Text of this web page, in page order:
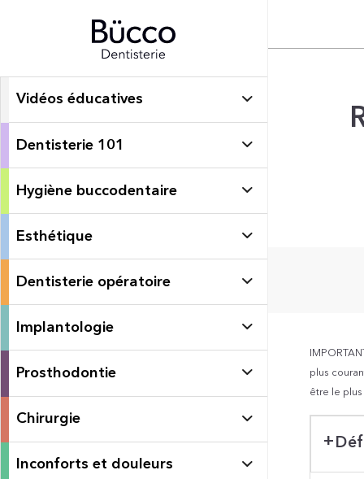
Vidéos éducatives
Dentisterie 101
Hygiène buccodentaire
Esthétique
Dentisterie opératoire
Implantologie
Prosthodontie
Chirurgie
Inconforts et douleurs
plus
être le